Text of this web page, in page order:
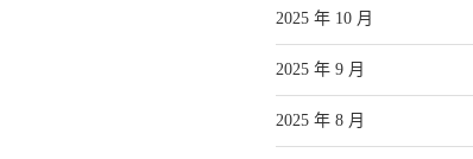
2025 年 10 月
2025 年 9 月
2025 年 8 月